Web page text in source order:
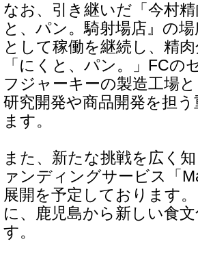
なお、引き継いだ「今村
と、パン。騎射場店』の
として稼働を継続し、精
「にくと、パン。」FC
フジャーキーの製造工場
研究開発や商品開発を担
ます。
また、新たな挑戦を広く
ァンディングサービス「
展開を予定しております
に、鹿児島から新しい食
す。